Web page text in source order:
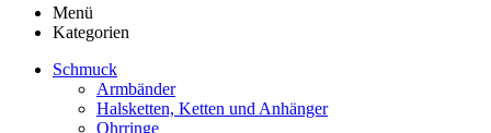
Menü
Kategorien
Schmuck
Armbänder
Halsketten, Ketten und Anhänger
Ohrringe